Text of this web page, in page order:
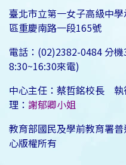
臺北市立第一女子高級中
區重慶南路一段165號
電話：(02)2382-0484 分
8:30~16:30來電)
中心主任：蔡哲銘校長
理： 謝郁卿小姐
教育部國民及學前教育署
心版權所有